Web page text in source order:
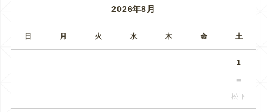
2026年8月
日 月 火 水 木 金 土
1
松下